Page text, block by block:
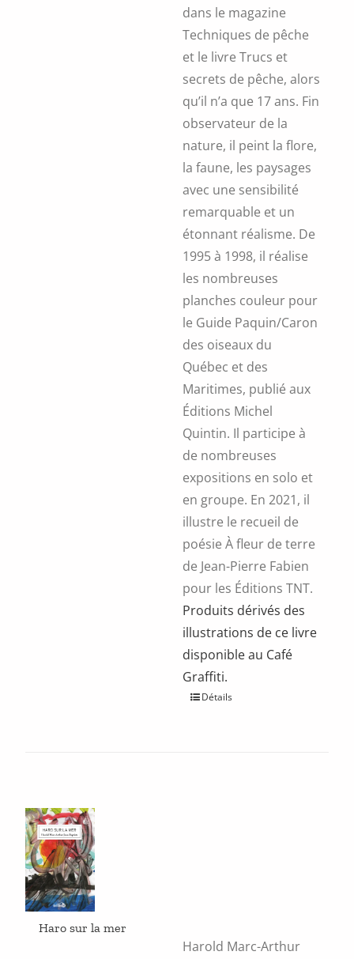
dans le magazine
Techniques de pêche
et le livre Trucs et
secrets de pêche, alors
qu’il n’a que 17 ans. Fin
observateur de la
nature, il peint la flore,
la faune, les paysages
avec une sensibilité
remarquable et un
étonnant réalisme. De
1995 à 1998, il réalise
les nombreuses
planches couleur pour
le Guide Paquin/Caron
des oiseaux du
Québec et des
Maritimes, publié aux
Éditions Michel
Quintin. Il participe à
de nombreuses
expositions en solo et
en groupe. En 2021, il
illustre le recueil de
poésie À fleur de terre
de Jean-Pierre Fabien
pour les Éditions TNT.
Produits dérivés des
illustrations de ce livre
disponible au Café
Graffiti.
CeDétails
Haro sur la mer
Harold Marc-Arthur